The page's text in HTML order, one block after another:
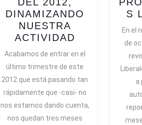
DINAMIZANDO
NUESTRA
ACTIVIDAD
TRIMESTRE
2012,
NUESTRA
ACTIVIDAD
Acabamos de entrar en el
último trimestre de este
2012 que está pasando tan
rápidamente que -casi- no
nos estamos dando cuenta,
nos quedan tres meses
S
En el
de
a